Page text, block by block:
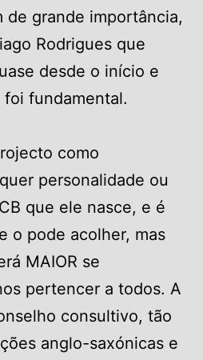
de grande importância,
Rodrigues que
desde o início e
fundamental.
como
personalidade ou
que ele nasce, e é
o pode acolher, mas
MAIOR se
pertencer a todos. A
consultivo, tão
anglo-saxónicas e